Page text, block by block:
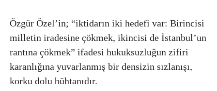
Özgür Özel’in; “iktidarın iki hedefi var: Birincisi
milletin iradesine çökmek, ikincisi de İstanbul’un
rantına çökmek” ifadesi hukuksuzluğun zifiri
karanlığına yuvarlanmış bir densizin sızlanışı,
korku dolu bühtanıdır.